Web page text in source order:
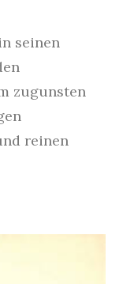
seinen
zugunsten
reinen